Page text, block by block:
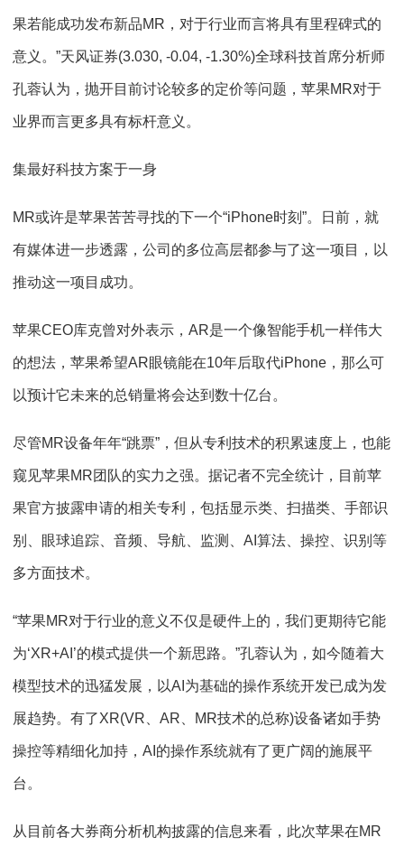
果若能成功发布新品MR，对于行业而言将具有里程碑式的
意义。”天风证券(3.030, -0.04, -1.30%)全球科技首席分析师
孔蓉认为，抛开目前讨论较多的定价等问题，苹果MR对于
业界而言更多具有标杆意义。
集最好科技方案于一身
MR或许是苹果苦苦寻找的下一个“iPhone时刻”。日前，就
有媒体进一步透露，公司的多位高层都参与了这一项目，以
推动这一项目成功。
苹果CEO库克曾对外表示，AR是一个像智能手机一样伟大
的想法，苹果希望AR眼镜能在10年后取代iPhone，那么可
以预计它未来的总销量将会达到数十亿台。
尽管MR设备年年“跳票”，但从专利技术的积累速度上，也能
窥见苹果MR团队的实力之强。据记者不完全统计，目前苹
果官方披露申请的相关专利，包括显示类、扫描类、手部识
别、眼球追踪、音频、导航、监测、AI算法、操控、识别等
多方面技术。
“苹果MR对于行业的意义不仅是硬件上的，我们更期待它能
为‘XR+AI’的模式提供一个新思路。”孔蓉认为，如今随着大
模型技术的迅猛发展，以AI为基础的操作系统开发已成为发
展趋势。有了XR(VR、AR、MR技术的总称)设备诸如手势
操控等精细化加持，AI的操作系统就有了更广阔的施展平
台。
从目前各大券商分析机构披露的信息来看，此次苹果在MR